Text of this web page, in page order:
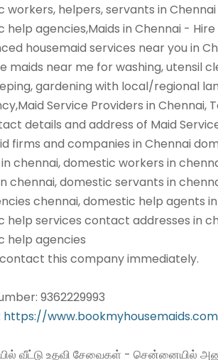
workers, helpers, servants in
help agencies,Maids in Chennai - Hire
housemaid services near you in
maids near me for washing, utensil
gardening with local/regional
Service Providers in Chennai,
details and address of Maid
firms and companies in Chennai
chennai, domestic workers in
chennai, domestic servants in
chennai, domestic help agents
help services contact addresses in
help agencies
this company immediately.
9362229993
https://
வீட்டு உதவி சேவைகள் - சென்னையில்